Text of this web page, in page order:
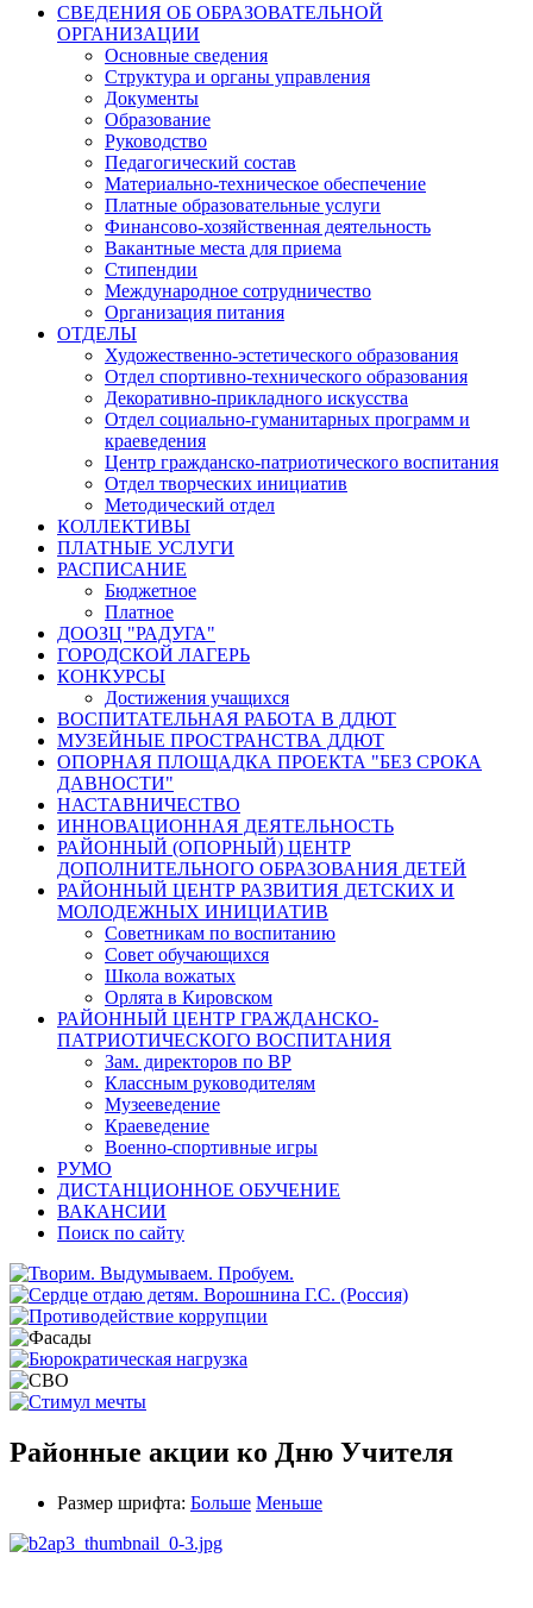
СВЕДЕНИЯ ОБ ОБРАЗОВАТЕЛЬНОЙ
ОРГАНИЗАЦИИ
Основные сведения
Структура и органы управления
Документы
Образование
Руководство
Педагогический состав
Материально-техническое обеспечение
Платные образовательные услуги
Финансово-хозяйственная деятельность
Вакантные места для приема
Стипендии
Международное сотрудничество
Организация питания
ОТДЕЛЫ
Художественно-эстетического образования
Отдел спортивно-технического образования
Декоративно-прикладного искусства
Отдел социально-гуманитарных программ и
краеведения
Центр гражданско-патриотического воспитания
Отдел творческих инициатив
Методический отдел
КОЛЛЕКТИВЫ
ПЛАТНЫЕ УСЛУГИ
РАСПИСАНИЕ
Бюджетное
Платное
ДООЗЦ "РАДУГА"
ГОРОДСКОЙ ЛАГЕРЬ
КОНКУРСЫ
Достижения учащихся
ВОСПИТАТЕЛЬНАЯ РАБОТА В ДДЮТ
МУЗЕЙНЫЕ ПРОСТРАНСТВА ДДЮТ
ОПОРНАЯ ПЛОЩАДКА ПРОЕКТА "БЕЗ СРОКА
ДАВНОСТИ"
НАСТАВНИЧЕСТВО
ИННОВАЦИОННАЯ ДЕЯТЕЛЬНОСТЬ
РАЙОННЫЙ (ОПОРНЫЙ) ЦЕНТР
ДОПОЛНИТЕЛЬНОГО ОБРАЗОВАНИЯ ДЕТЕЙ
РАЙОННЫЙ ЦЕНТР РАЗВИТИЯ ДЕТСКИХ И
МОЛОДЕЖНЫХ ИНИЦИАТИВ
Советникам по воспитанию
Совет обучающихся
Школа вожатых
Орлята в Кировском
РАЙОННЫЙ ЦЕНТР ГРАЖДАНСКО-
ПАТРИОТИЧЕСКОГО ВОСПИТАНИЯ
Зам. директоров по ВР
Классным руководителям
Музееведение
Краеведение
Военно-спортивные игры
РУМО
ДИСТАНЦИОННОЕ ОБУЧЕНИЕ
ВАКАНСИИ
Поиск по сайту
Районные акции ко Дню Учителя
Размер шрифта: Больше Меньше